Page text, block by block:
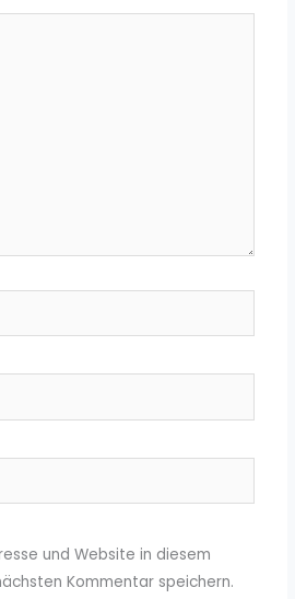
und Website in diesem
Kommentar speichern.